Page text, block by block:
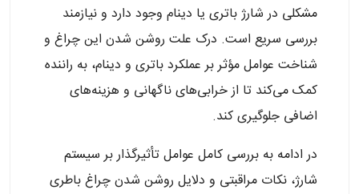
مشکلی در شارژ باتری یا دینام وجود دارد و نیازمند
بررسی سریع است. درک علت روشن شدن این چراغ و
شناخت عوامل مؤثر بر عملکرد باتری و دینام، به راننده
کمک می‌کند تا از خرابی‌های ناگهانی و هزینه‌های
اضافی جلوگیری کند.
در ادامه به بررسی کامل عوامل تأثیرگذار بر سیستم
شارژ، نکات مراقبتی و دلایل روشن شدن چراغ باطری